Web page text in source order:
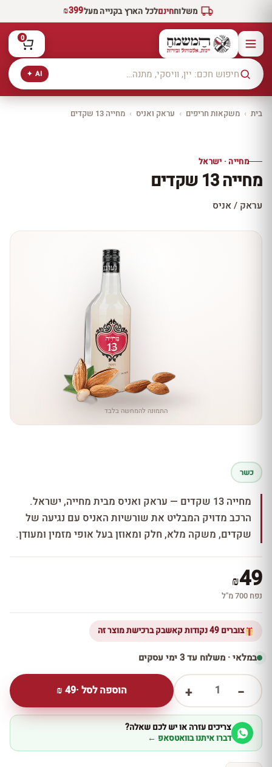
משלוחחינםלכל הארץ בקנייה מעל₪399
AI ✦
0
בית › משקאות חריפים › עראק ואניס › מחייה 13 שקדים
10% הנחה
עכשיו ב-10% הנחה
מחייה · ישראל
מחייה 13 שקדים
עראק / אניס
התמונה להמחשה בלבד
כשר
מחייה 13 שקדים — עראק ואניס מבית מחייה, ישראל.
הרכב מדויק המבליט את שורשיות האניס עם נגיעה של
שקדים, משקה מלא, חלק ומאוזן בעל אופי מזמין ומעודן.
₪49
נפח 700 מ''ל
צוברים 49 נקודות קאשבק ברכישת מוצר זה
במלאי · משלוח עד 3 ימי עסקים
−
1
+ הוספה לסל ·49
₪
צריכים עזרה או יש לכם שאלה?
דברו איתנו בוואטסאפ ←